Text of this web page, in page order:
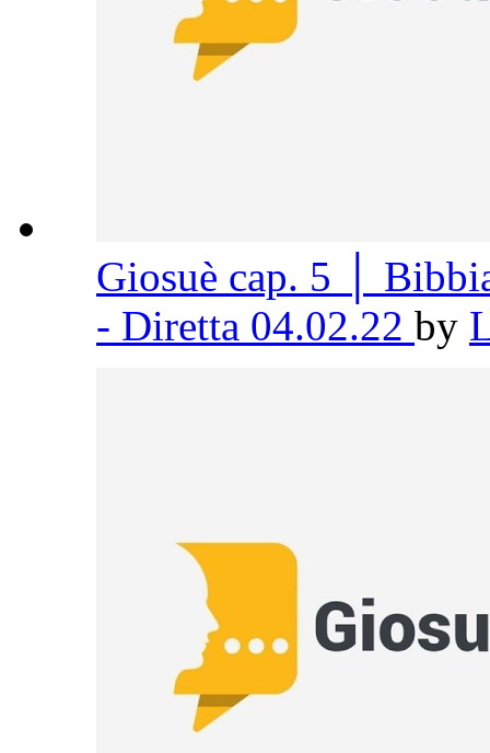
Giosuè cap. 5 │
- Diretta 04.02.22 by